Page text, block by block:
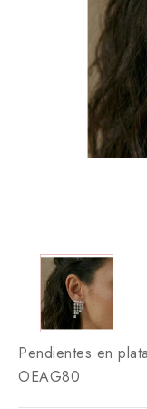
Pendientes en
OEAG80